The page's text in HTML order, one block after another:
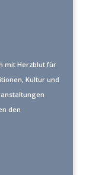
mit Herzblut für
Kultur und
den